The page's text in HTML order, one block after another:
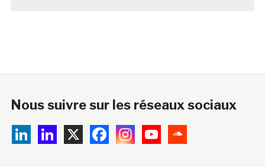
Nous suivre sur les réseaux sociaux